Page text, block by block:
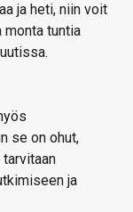
ja heti, niin voit
monta tuntia
se on ohut,
ja